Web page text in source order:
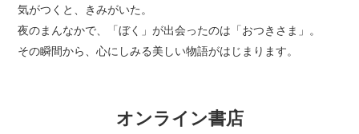
気がつくと、きみがいた。
夜のまんなかで、「ぼく」が出会ったのは「おつきさま」。
その瞬間から、心にしみる美しい物語がはじまります。
オンライン書店